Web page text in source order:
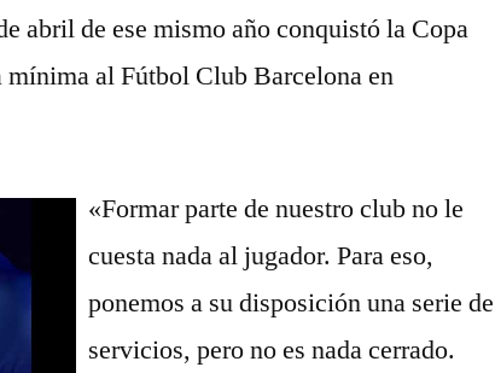
abril de ese mismo año conquistó la Copa
mínima al Fútbol Club Barcelona en
«Formar parte de nuestro club no le
cuesta nada al jugador. Para eso,
ponemos a su disposición una serie de
servicios, pero no es nada cerrado.